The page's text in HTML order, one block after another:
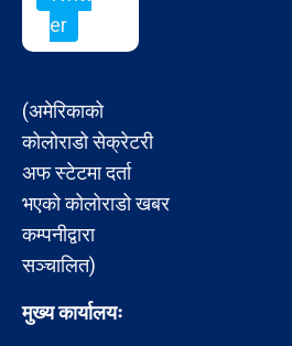
er
(अमेरिकाको
कोलोराडो सेक्रेटरी
अफ स्टेटमा दर्ता
भएको कोलोराडो खबर
कम्पनीद्वारा
सञ्चालित)
मुख्य कार्यालयः